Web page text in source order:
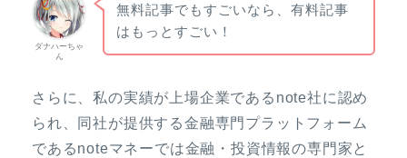
ダナハーちゃ
ん
無料記事でもすごいなら、有料記事
はもっとすごい！
さらに、私の実績が上場企業であるnote社に認め
られ、同社が提供する金融専門プラットフォーム
であるnoteマネーでは金融・投資情報の専門家と